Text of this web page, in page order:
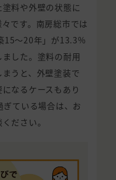
料や外壁の状態に
です。南房総市では
15〜20年」が13.3%
した。塗料の耐用
うと、外壁塗装で
なるケースもあり
ている場合は、お
ださい。